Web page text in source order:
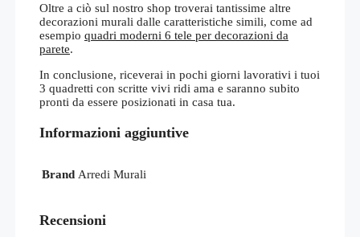
Oltre a ciò sul nostro shop troverai tantissime altre
decorazioni murali dalle caratteristiche simili, come ad
esempio quadri moderni 6 tele per decorazioni da
parete.
In conclusione, riceverai in pochi giorni lavorativi i tuoi
3 quadretti con scritte vivi ridi ama e saranno subito
pronti da essere posizionati in casa tua.
Informazioni aggiuntive
Brand Arredi Murali
Recensioni